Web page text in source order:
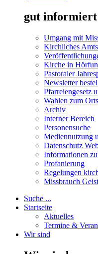
gut informiert
Umgang mit
Kirchliches
Kirche in
Pastoraler
Newsletter
Pfarreiengesetz
Wahlen zum
Archiv
Interner Bereich
Personensuche
Mediennutzung
Datenschutz
Informationen
Profanierung
Regelungen
Missbrauch
Suche ...
Startseite
Aktuelles
Termine &
Wir sind